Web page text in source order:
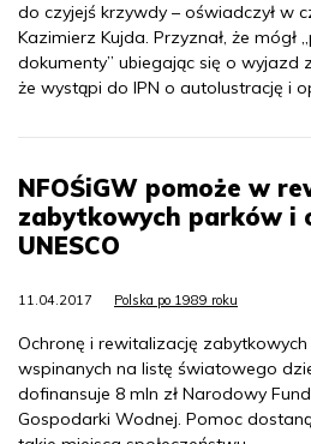
do czyjejś krzywdy – oświadczył w
Kazimierz Kujda. Przyznał, że mógł
dokumenty” ubiegając się o wyjazd
że wystąpi do IPN o autolustrację i
NFOŚiGW pomoże w
zabytkowych parków i
UNESCO
11.04.2017 Polska po 1989 roku
Ochronę i rewitalizację
wspinanych na listę światowego
dofinansuje 8 mln zł Narodowy
Gospodarki Wodnej. Pomoc